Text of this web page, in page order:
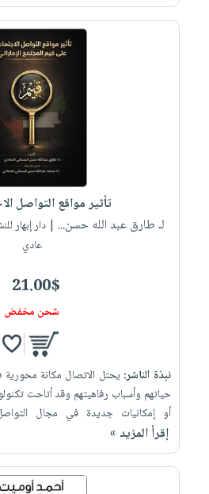
تأثير مواقع التواصل
لـ طارق عبد الله حسن... | دار إبهار
عادي
21.00$
شحن مخفض
نبذة الناشر: يحتل الاتصال ‌مكانة
حياتهم‌ وأسباب‌ رفاهيتهم ‌وقد ‌أتاحت
أو إمكانيات ‌جديدة في مجال
إقرأ المزيد »